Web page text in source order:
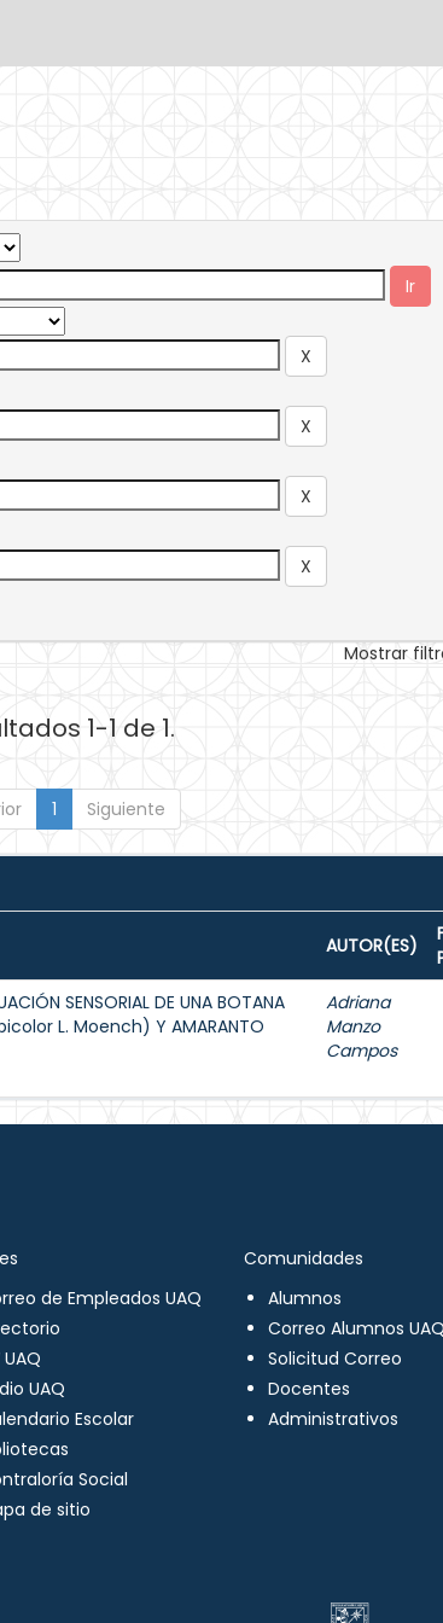
Mostrar
1-1 de 1.
1 Siguiente
AUTOR(ES)
SENSORIAL DE UNA BOTANA
L. Moench) Y AMARANTO
Adriana
Manzo
Campos
de Empleados UAQ
UAQ
UAQ
Escolar
Social
de sitio
Comunidades
Alumnos
Correo Alumnos UAQ
Solicitud Correo
Docentes
Administrativos